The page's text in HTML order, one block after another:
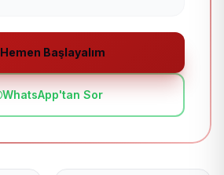
Hemen Başlayalım
WhatsApp'tan Sor